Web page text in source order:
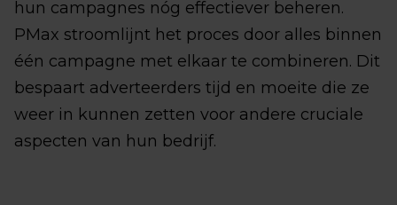
hun campagnes nóg effectiever beheren.
PMax stroomlijnt het proces door alles binnen
één campagne met elkaar te combineren. Dit
bespaart adverteerders tijd en moeite die ze
weer in kunnen zetten voor andere cruciale
aspecten van hun bedrijf.